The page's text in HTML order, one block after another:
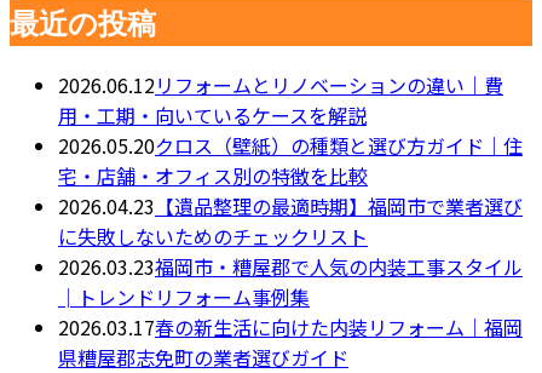
最近の投稿
2026.06.12リフォームとリノベーションの違い｜費
用・工期・向いているケースを解説
2026.05.20クロス（壁紙）の種類と選び方ガイド｜住
宅・店舗・オフィス別の特徴を比較
2026.04.23 【遺品整理の最適時期】福岡市で業者選び
に失敗しないためのチェックリスト
2026.03.23福岡市・糟屋郡で人気の内装工事スタイル
│トレンドリフォーム事例集
2026.03.17春の新生活に向けた内装リフォーム｜福岡
県糟屋郡志免町の業者選びガイド